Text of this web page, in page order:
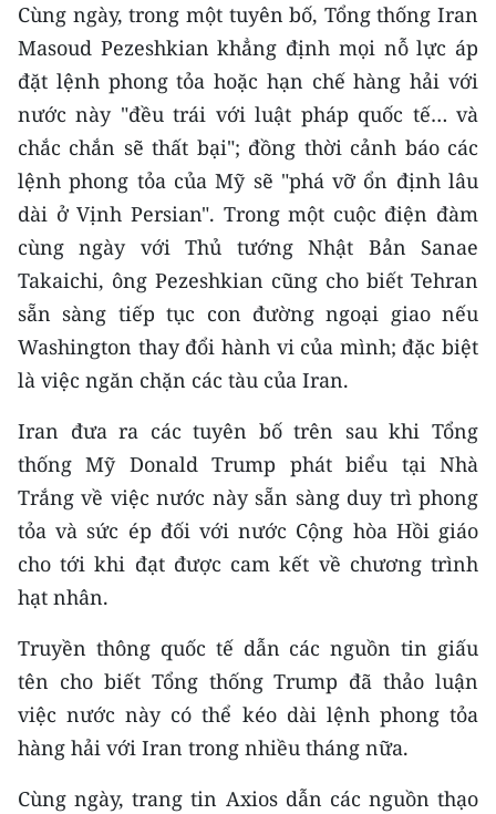
Media Giáo dục
Media Y tế
Media Khoa học - Công nghệ
Media Môi trường
Ảnh
Infographic
TIN MỚI
TIN ĐỊA PHƯƠNG
Trung du và miền núi phía Bắc
Đồng bằng sông Hồng
Bắc Trung Bộ
Duyên hải Nam Trung Bộ và Tây
Nguyên
Đông Nam Bộ
Đồng bằng sông Cửu Long
Chuyên trang Hà Nội
Cùng ngày, trong một tuyên bố, Tổng thống Iran
Masoud Pezeshkian khẳng định mọi nỗ lực áp
đặt lệnh phong tỏa hoặc hạn chế hàng hải với
nước này "đều trái với luật pháp quốc tế… và
chắc chắn sẽ thất bại"; đồng thời cảnh báo các
lệnh phong tỏa của Mỹ sẽ "phá vỡ ổn định lâu
dài ở Vịnh Persian". Trong một cuộc điện đàm
cùng ngày với Thủ tướng Nhật Bản Sanae
Takaichi, ông Pezeshkian cũng cho biết Tehran
sẵn sàng tiếp tục con đường ngoại giao nếu
Washington thay đổi hành vi của mình; đặc biệt
là việc ngăn chặn các tàu của Iran.
Iran đưa ra các tuyên bố trên sau khi Tổng
thống Mỹ Donald Trump phát biểu tại Nhà
Trắng về việc nước này sẵn sàng duy trì phong
tỏa và sức ép đối với nước Cộng hòa Hồi giáo
cho tới khi đạt được cam kết về chương trình
hạt nhân.
Truyền thông quốc tế dẫn các nguồn tin giấu
tên cho biết Tổng thống Trump đã thảo luận
việc nước này có thể kéo dài lệnh phong tỏa
hàng hải với Iran trong nhiều tháng nữa.
Cùng ngày, trang tin Axios dẫn các nguồn thạo